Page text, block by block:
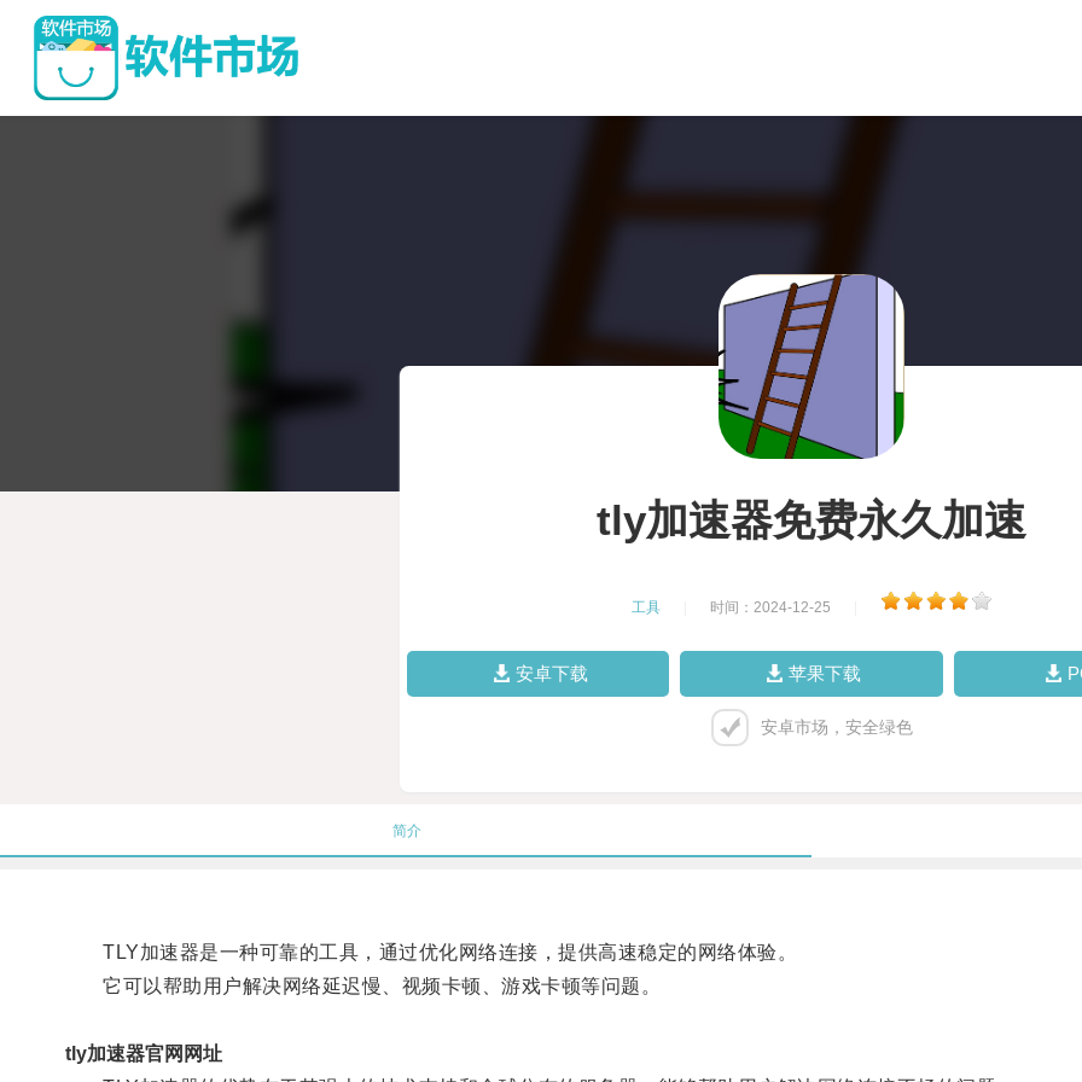
tly加速器免费永久加速
工具 时间：2024-12-25
安卓下载 苹果下载
安卓市场，安全绿色
简介
TLY加速器是一种可靠的工具，通过优化网络连接，提供高速稳定的网络体验。
它可以帮助用户解决网络延迟慢、视频卡顿、游戏卡顿等问题。
tly加速器官网网址